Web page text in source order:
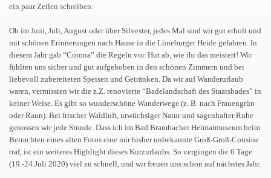
ein paar Zeilen schreiben:
Ob im Juni, Juli, August oder über Silvester, jedes Mal sind wir gut erholt und
mit schönen Erinnerungen nach Hause in die Lüneburger Heide gefahren. In
diesem Jahr gab “Corona” die Regeln vor. Hut ab, wie ihr das meistert! Wir
fühlten uns sicher und gut aufgehoben in den schönen Zimmern und bei
liebevoll zubereiteten Speisen und Getränken. Da wir auf Wanderurlaub
waren, vermissten wir die z.Z. renovierte “Badelandschaft des Staatsbades” in
keiner Weise. Es gibt so wunderschöne Wanderwege (z. B. nach Frauengrün
oder Raun). Bei frischer Waldluft, urwüchsiger Natur und sagenhafter Ruhe
genossen wir jede Stunde. Dass ich im Bad Brambacher Heimatmuseum beim
Betrachten eines alten Fotos eine mir bisher unbekannte Groß-Groß-Cousine
traf, ist ein weiteres Highlight dieses Kurzurlaubs. So vergingen die 6 Tage
(19.-24.Juli 2020) viel zu schnell, und wir freuen uns schon auf nächstes Jahr.